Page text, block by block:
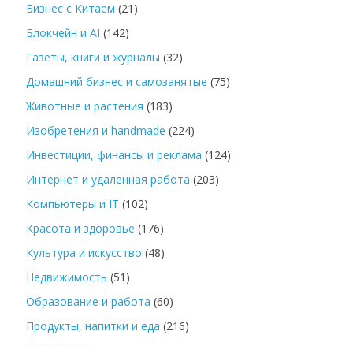
Бизнес с Китаем (21)
Блокчейн и AI (142)
Газеты, книги и журналы (32)
Домашний бизнес и самозанятые (75)
Животные и растения (183)
Изобретения и handmade (224)
Инвестиции, финансы и реклама (124)
Интернет и удаленная работа (203)
Компьютеры и IT (102)
Красота и здоровье (176)
Культура и искусство (48)
Недвижимость (51)
Образование и работа (60)
Продукты, напитки и еда (216)